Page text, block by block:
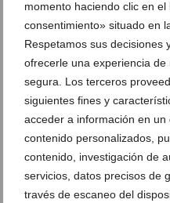
momento haciendo clic en
consentimiento» situado en
Respetamos sus decisiones
ofrecerle una experiencia
segura. Los terceros
siguientes fines y
acceder a información en
contenido personalizados,
contenido, investigación de
servicios, datos precisos de
través de escaneo del
Oliva Nova Golf Resort